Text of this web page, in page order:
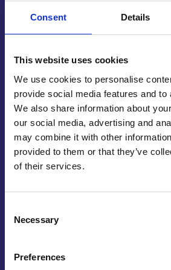
Consent Details
This website uses cookies
We use cookies to personalise
provide social media features and to
We also share information about
our social media, advertising and
may combine it with other
provided to them or that they’ve
of their services.
Selection
Necessary
Preferences
Bij het graveren op een
Wilt u een subtiele gravure? Dan
graveren voldoende. Voor
gravure duidelijk zichtbaar en
zoals bij industriële coderingen
is diep graveren een betere
zorgt het graveren in aluminium
professionele uitstraling die lang
Voordat wij starten met het
Denk hierbij aan een logo,
Vervolgens wordt het ontwerp
en nauwkeurig door onze laser